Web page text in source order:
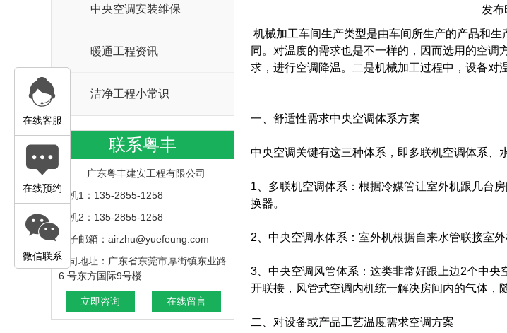
中央空调安装维保
暖通工程资讯
洁净工程小常识
联系粤丰
广东粤丰建安工程有限公司
手机1：135-2855-1258
手机2：135-2855-1258
电子邮箱：airzhu@yuefeung.com
公司地址：广东省东莞市厚街镇东业路
6 号东方国际9号楼
立即咨询 在线留言
发布
机械加工车间生产类型是由车间所生产的产品和
同。对温度的需求也是不一样的，因而选用的空
求，进行空调降温。二是机械加工过程中，设备对
一、舒适性需求中央空调体系方案
中央空调关键有这三种体系，即多联机空调体系、
1、多联机空调体系：根据冷媒管让室外机跟几台
换器。
2、中央空调水体系：室外机根据自来水管联接室
3、中央空调风管体系：这类非常好跟上边2个中
开联接，风管式空调内机统一解决房间内的气体，
二、对设备或产品工艺温度需求空调方案
在线客服
在线预约
微信联系